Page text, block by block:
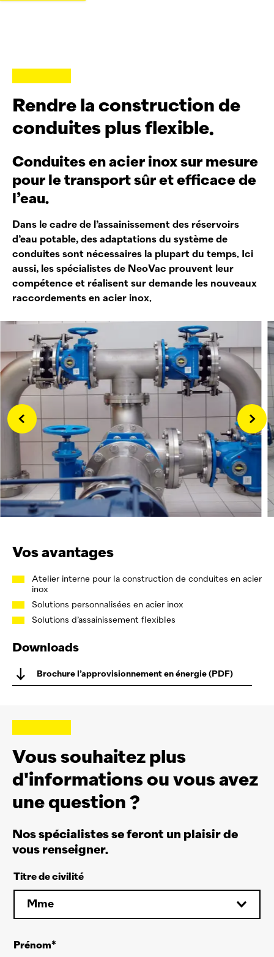
Rendre la construction de
conduites plus flexible.
Conduites en acier inox sur mesure
pour le transport sûr et efficace de
l’eau.
Dans le cadre de l’assainissement des réservoirs
d’eau potable, des adaptations du système de
conduites sont nécessaires la plupart du temps. Ici
aussi, les spécialistes de NeoVac prouvent leur
compétence et réalisent sur demande les nouveaux
raccordements en acier inox.
Vos avantages
Atelier interne pour la construction de conduites en acier
inox
Solutions personnalisées en acier inox
Solutions d’assainissement flexibles
Downloads
Brochure l’approvisionnement en énergie (PDF)
Vous souhaitez plus
d'informations ou vous avez
une question ?
Nos spécialistes se feront un plaisir de
vous renseigner.
Titre de civilité
Mme
Prénom